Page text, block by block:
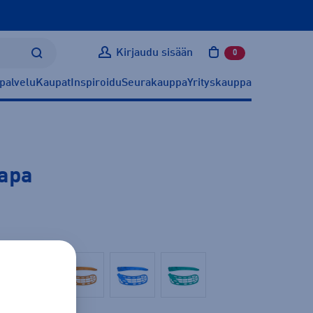
Kirjaudu sisään 0 tuotetta
Kaupat InspiroiduSeurakauppaYrityskauppa